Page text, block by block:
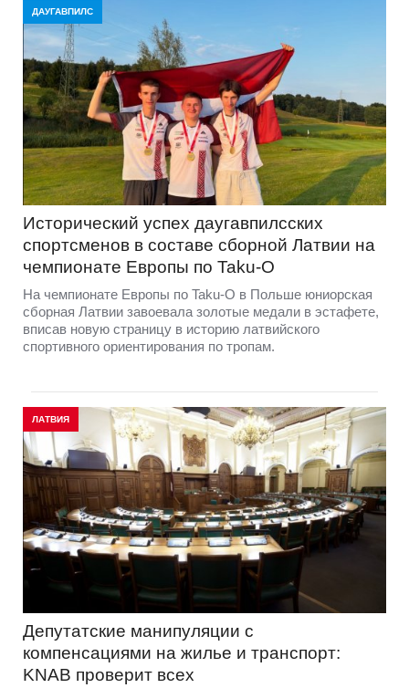
ДАУГАВПИЛС
Исторический успех даугавпилсских
спортсменов в составе сборной Латвии на
чемпионате Европы по Taku-O
На чемпионате Европы по Taku-O в Польше юниорская
сборная Латвии завоевала золотые медали в эстафете,
вписав новую страницу в историю латвийского
спортивного ориентирования по тропам.
ЛАТВИЯ
Депутатские манипуляции с
компенсациями на жилье и транспорт:
KNAB проверит всех